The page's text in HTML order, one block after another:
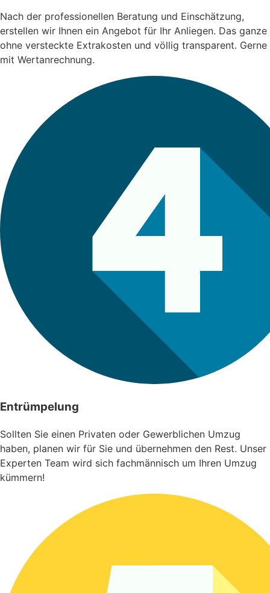
Nach der professionellen Beratung und Einschätzung,
erstellen wir Ihnen ein Angebot für Ihr Anliegen. Das ganze
ohne versteckte Extrakosten und völlig transparent. Gerne
mit Wertanrechnung.
Entrümpelung
Sollten Sie einen Privaten oder Gewerblichen Umzug
haben, planen wir für Sie und übernehmen den Rest. Unser
Experten Team wird sich fachmännisch um Ihren Umzug
kümmern!